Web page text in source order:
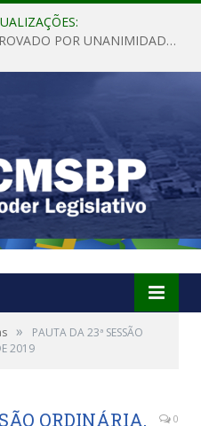
PROJETO DE LEI 002/2026 APROVADO POR UNANIMIDADE EM SESSÃO ORDINÁRIA NESTA QUINTA – FEIRA 28 DE MAIO DE 2026
»
PAUTA DA 23ª SESSÃO
2019
ORDINÁRIA,
0